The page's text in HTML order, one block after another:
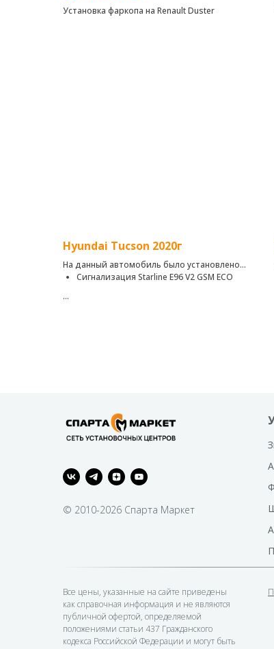
Установка фаркопа на Renault Duster
Hyundai Tucson 2020г
На данный автомобиль было установлено:
Сигнализация Starline E96 V2 GSM ECO
© 2010-2026 Спарта Маркет
Все цены, указанные на сайте приведены
как справочная информация и не являются
публичной офертой, определяемой
положениями статьи 437 Гражданского
кодекса Российской Федерации и могут быть